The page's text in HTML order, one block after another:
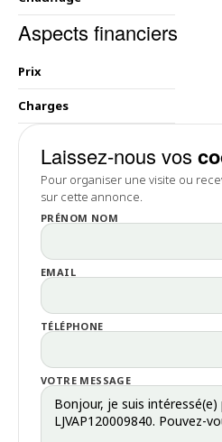
Laissez-nous vos
Pour organiser une visite ou
sur cette annonce.
PRÉNOM NOM
EMAIL
TÉLÉPHONE
VOTRE MESSAGE
Aspects financiers
Prix
Charges